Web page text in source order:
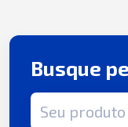
Busque
Termo de busca